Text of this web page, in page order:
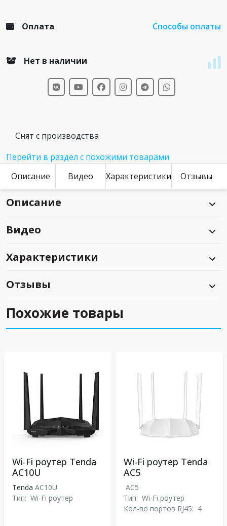
Оплата Способы оплаты
Нет в наличии
Снят с производства
Перейти в раздел с похожими товарами
Описание
Видео Характеристики Отзывы
Описание
Видео
Характеристики
Отзывы
Похожие товары
Wi-Fi роутер Tenda
AC10U
Tenda AC10U
Тип: Wi-Fi роутер
Wi-Fi роутер Tenda
AC5
AC5
Тип: Wi-Fi роутер
Кол-во портов RJ45: 4